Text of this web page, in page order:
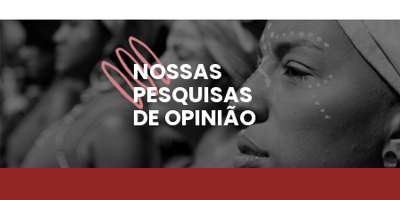
NOSSAS
PESQUISAS
DE OPINIÃO